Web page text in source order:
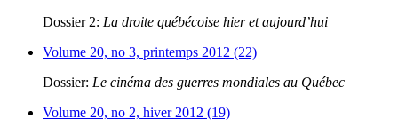
Dossier 2: La droite québécoise hier et aujourd’hui
Volume 20, no 3, printemps 2012 (22)
Dossier: Le cinéma des guerres mondiales au Québec
Volume 20, no 2, hiver 2012 (19)